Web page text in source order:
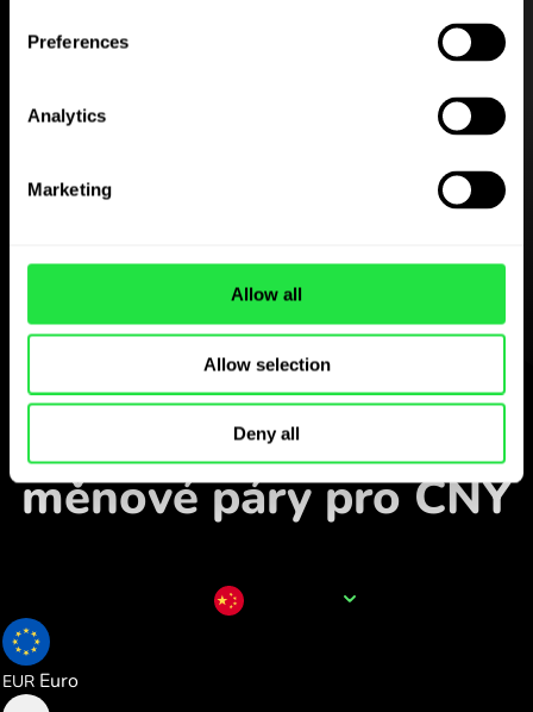
Preferences
Analytics
Marketing
Allow all
Allow selection
Deny all
aplikaci ZEN.COM
Stáhněte si aplikaci
a zaregistrujte se za několik
minut.
Sledujte oblíbené
měnové páry pro CNY
EUR Euro